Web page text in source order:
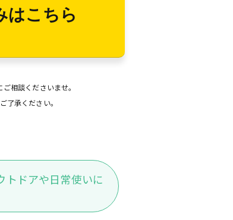
はこちら
相談くださいませ。
承ください。
トドアや日常使いに